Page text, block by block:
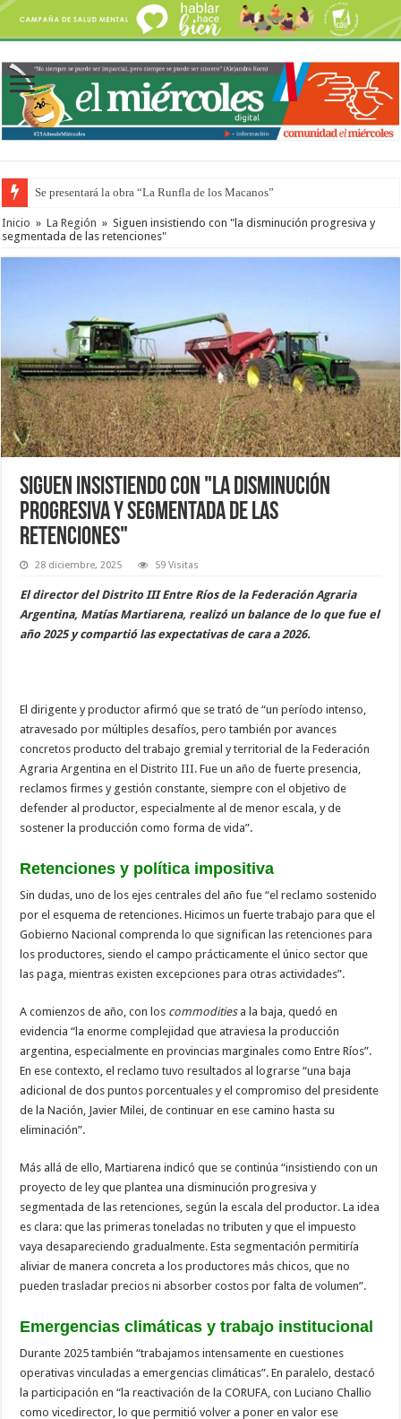
Preparan otro encuentro de autos clásicos y antiguos
Inicio » La Región » Siguen insistiendo con "la disminución progresiva y
segmentada de las retenciones"
Siguen insistiendo con "la disminución
progresiva y segmentada de las
retenciones"
28 diciembre, 2025 59 Visitas
El director del Distrito III Entre Ríos de la Federación Agraria
Argentina, Matías Martiarena, realizó un balance de lo que fue el
año 2025 y compartió las expectativas de cara a 2026.
El dirigente y productor afirmó que se trató de “un período intenso,
atravesado por múltiples desafíos, pero también por avances
concretos producto del trabajo gremial y territorial de la Federación
Agraria Argentina en el Distrito III. Fue un año de fuerte presencia,
reclamos firmes y gestión constante, siempre con el objetivo de
defender al productor, especialmente al de menor escala, y de
sostener la producción como forma de vida”.
Retenciones y política impositiva
Sin dudas, uno de los ejes centrales del año fue “el reclamo sostenido
por el esquema de retenciones. Hicimos un fuerte trabajo para que el
Gobierno Nacional comprenda lo que significan las retenciones para
los productores, siendo el campo prácticamente el único sector que
las paga, mientras existen excepciones para otras actividades”.
A comienzos de año, con los commoditiesa la baja, quedó en
evidencia “la enorme complejidad que atraviesa la producción
argentina, especialmente en provincias marginales como Entre Ríos”.
En ese contexto, el reclamo tuvo resultados al lograrse “una baja
adicional de dos puntos porcentuales y el compromiso del presidente
de la Nación, Javier Milei, de continuar en ese camino hasta su
eliminación”.
Más allá de ello, Martiarena indicó que se continúa “insistiendo con un
proyecto de ley que plantea una disminución progresiva y
segmentada de las retenciones, según la escala del productor. La idea
es clara: que las primeras toneladas no tributen y que el impuesto
vaya desapareciendo gradualmente. Esta segmentación permitiría
aliviar de manera concreta a los productores más chicos, que no
pueden trasladar precios ni absorber costos por falta de volumen”.
Emergencias climáticas y trabajo institucional
Durante 2025 también “trabajamos intensamente en cuestiones
operativas vinculadas a emergencias climáticas”. En paralelo, destacó
la participación en “la reactivación de la CORUFA, con Luciano Challio
como vicedirector, lo que permitió volver a poner en valor ese